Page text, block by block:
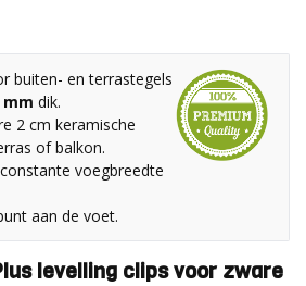
buiten- en terrastegels
dik.
2 cm keramische
of balkon.
voegbreedte
aan de voet.
levelling clips voor zware